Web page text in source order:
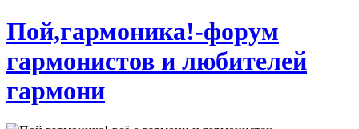
Пой,гармоника!-форум
гармонистов и любителей
гармони